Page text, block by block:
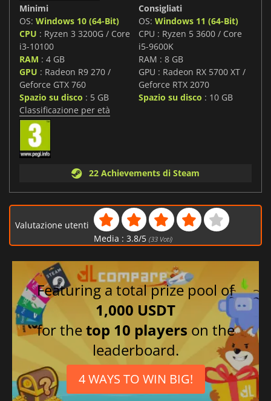
Minimi
OS: Windows 10 (64-Bit)
CPU : Ryzen 3 3200G / Core
i3-10100
RAM : 4 GB
GPU : Radeon R9 270 /
Geforce GTX 760
Spazio su disco : 5 GB
Consigliati
OS: Windows 11 (64-Bit)
CPU : Ryzen 5 3600 / Core
i5-9600K
RAM : 8 GB
GPU : Radeon RX 5700 XT /
Geforce RTX 2070
Spazio su disco : 10 GB
Classificazione per età
22 Achievements di Steam
Valutazione utenti
Media : 3.8/5 (33Voti)
Featuring a total prize pool of
1,000 USDT
for thetop 10 players on the
leaderboard.
4 WAYS TO WIN BIG!